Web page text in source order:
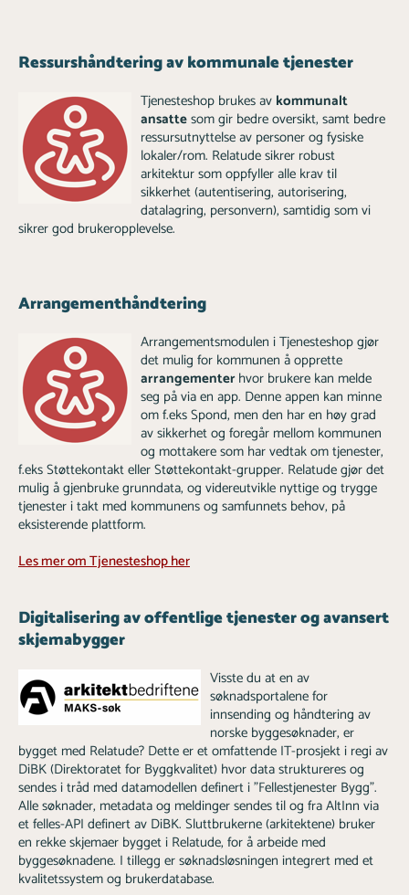
Ressurshåndtering av kommunale tjenester
Tjenesteshop brukes av kommunalt
ansattesom gir bedre oversikt, samt bedre
ressursutnyttelse av personer og fysiske
lokaler/rom. Relatude sikrer robust
arkitektur som oppfyller alle krav til
sikkerhet (autentisering, autorisering,
datalagring, personvern), samtidig som vi
sikrer god brukeropplevelse.
Arrangementhåndtering
Arrangementsmodulen i Tjenesteshop gjør
det mulig for kommunen å opprette
arrangementerhvor brukere kan melde
seg på via en app. Denne appen kan minne
om f.eks Spond, men den har en høy grad
av sikkerhet og foregår mellom kommunen
og mottakere som har vedtak om tjenester,
f.eks Støttekontakt eller Støttekontakt-grupper. Relatude gjør det
mulig å gjenbruke grunndata, og videreutvikle nyttige og trygge
tjenester i takt med kommunens og samfunnets behov, på
eksisterende plattform.
Les mer om Tjenesteshop her
Digitalisering av offentlige tjenester og avansert
skjemabygger
Visste du at en av
søknadsportalene for
innsending og håndtering av
norske byggesøknader, er
bygget med Relatude? Dette er et omfattende IT-prosjekt i regi av
DiBK (Direktoratet for Byggkvalitet) hvor data struktureres og
sendes i tråd med datamodellen definert i "Fellestjenester Bygg".
Alle søknader, metadata og meldinger sendes til og fra AltInn via
et felles-API definert av DiBK. Sluttbrukerne (arkitektene) bruker
en rekke skjemaer bygget i Relatude, for å arbeide med
byggesøknadene. I tillegg er søknadsløsningen integrert med et
kvalitetssystem og brukerdatabase.